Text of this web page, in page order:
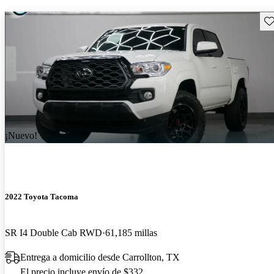
¡Nuevo!
2022 Toyota Tacoma
SR I4 Double Cab RWD 61,185 millas
Entrega a domicilio desde Carrollton, TX